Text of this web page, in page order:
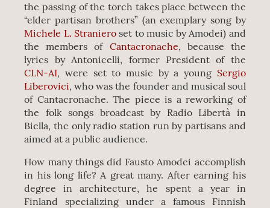
the passing of the torch takes place between the
“elder partisan brothers” (an exemplary song by
Michele L. Stranieroset to music by Amodei) and
the members of Cantacronache, because the
lyrics by Antonicelli, former President of the
CLN-AI, were set to music by a young Sergio
Liberovici, who was the founder and musical soul
of Cantacronache. The piece is a reworking of
the folk songs broadcast by Radio Libertà in
Biella, the only radio station run by partisans and
aimed at a public audience.
How many things did Fausto Amodei accomplish
in his long life? A great many. After earning his
degree in architecture, he spent a year in
Finland specializing under a famous Finnish